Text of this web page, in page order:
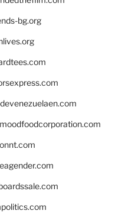
bg.org